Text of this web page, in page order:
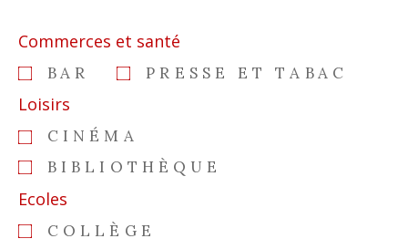
Commerces et santé
BAR PRESSE ET TABAC
Loisirs
CINÉMA
BIBLIOTHÈQUE
Ecoles
COLLÈGE